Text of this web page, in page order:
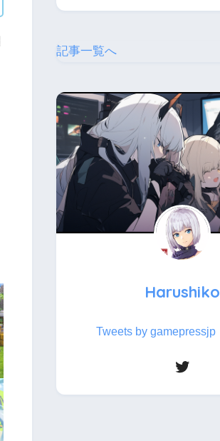
記事一覧へ
Harushiko
Tweets by gamepressjp